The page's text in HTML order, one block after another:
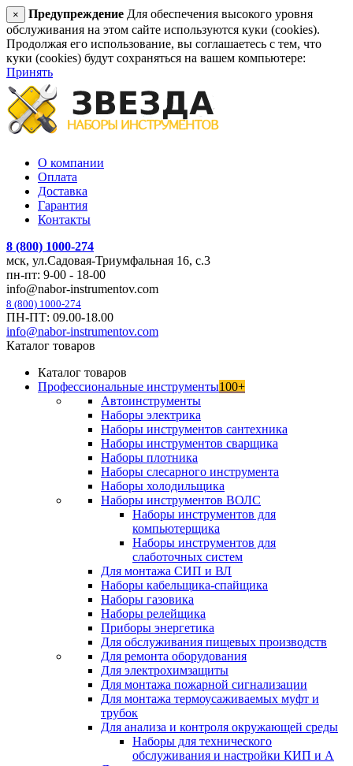
× Предупреждение Для обеспечения высокого уровня
обслуживания на этом сайте используются куки (cookies).
Продолжая его использование, вы соглашаетесь с тем, что
куки (cookies) будут сохраняться на вашем компьютере:
Принять
О компании
Оплата
Доставка
Гарантия
Контакты
8 (800) 1000-274
мск, ул.Садовая-Триумфальная 16, с.3
пн-пт: 9-00 - 18-00
info@nabor-instrumentov.com
8 (800) 1000-274
ПН-ПТ: 09.00-18.00
info@nabor-instrumentov.com
Каталог товаров
Каталог товаров
Профессиональные инструменты100+
Автоинструменты
Наборы электрика
Наборы инструментов сантехника
Наборы инструментов сварщика
Наборы плотника
Наборы слесарного инструмента
Наборы холодильщика
Наборы инструментов ВОЛС
Наборы инструментов для
компьютерщика
Наборы инструментов для
слаботочных систем
Для монтажа СИП и ВЛ
Наборы кабельщика-спайщика
Наборы газовика
Наборы релейщика
Приборы энергетика
Для обслуживания пищевых производств
Для ремонта оборудования
Для электрохимзащиты
Для монтажа пожарной сигнализации
Для монтажа термоусаживаемых муфт и
трубок
Для анализа и контроля окружающей среды
Наборы для технического
обслуживания и настройки КИП и А